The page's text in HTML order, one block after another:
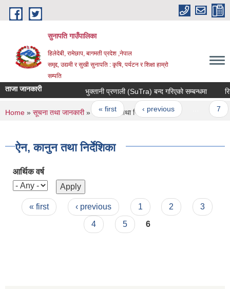
Skip to main content
सुनापति गाउँपालिका
हिलेदेबी, रामेछाप, बागमती प्रदेश ,नेपाल
समृद्द, उद्यमी र सुखी सुनापति : कृषि, पर्यटन र शिक्षा हाम्रो
सम्पति
ताजा जानकारी भुक्तानी प्रणाली (SuTra) बन्द गरिएको सम्बन्धमा
Pages
« first ‹ previous
You are here
Home » सूचना तथा जानकारी» ऐन, कानुन तथा निर्देशिका
ऐन, कानुन तथा निर्देशिका
आर्थिक वर्ष
Pages
« first ‹ previous 1 2
3
4
5 6